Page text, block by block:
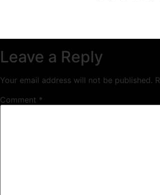
Leave a Reply
Your email address will not be published.
Comment *